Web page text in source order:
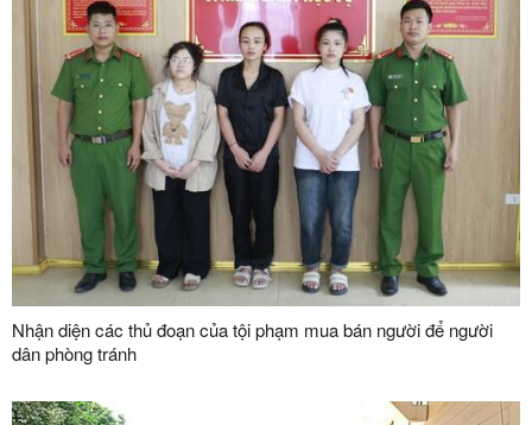
Nhận diện các thủ đoạn của tội phạm mua bán người để người
dân phòng tránh